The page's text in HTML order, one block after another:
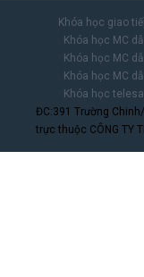
Khóa học giao
Khóa học MC
Khóa học MC
Khóa học MC
Khóa học
ĐC:391 Trường
trực thuộc CÔNG TY